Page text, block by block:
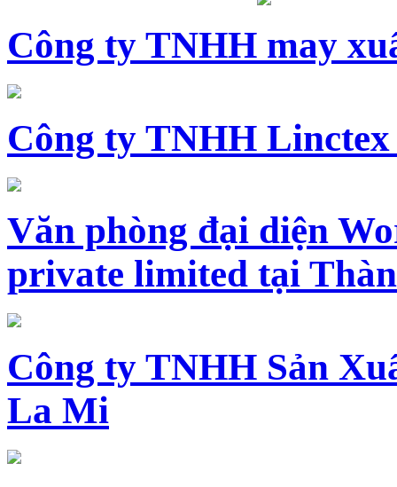
Công ty TNHH may
Công ty TNHH Linctex
Văn phòng đại diện
private limited tại
Công ty TNHH Sản
La Mi